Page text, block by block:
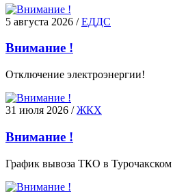
5 августа 2026 /ЕДДС
Внимание !
Отключение электроэнергии!
31 июля 2026 /ЖКХ
Внимание !
График вывоза ТКО в Турочакском